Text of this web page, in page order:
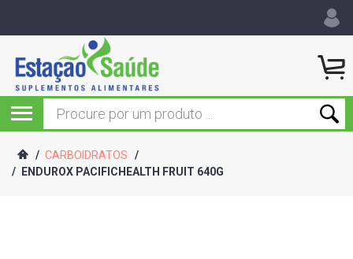
/ CARBOIDRATOS
/
/
ENDUROX PACIFICHEALTH FRUIT 640G